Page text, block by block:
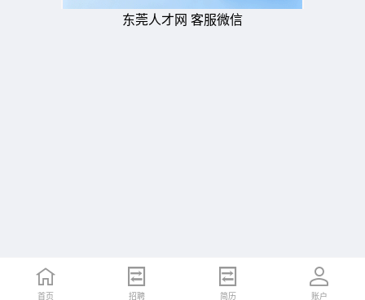
东莞人才网 客服微信
首页 招聘 简历 账户